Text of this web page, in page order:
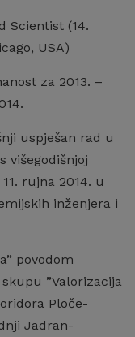
Scientist (14.
USA)
za 2013. –
uspješan rad u
višegodišnjoj
rujna 2014. u
inženjera i
povodom
”Valorizacija
Ploče-
Jadran-